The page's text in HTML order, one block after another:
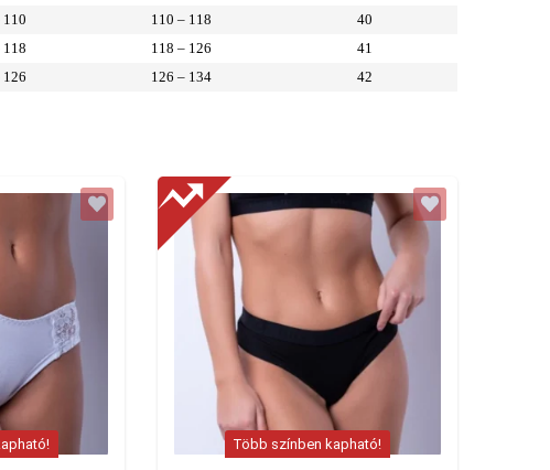
110 110 – 118
40
118 118 – 126
41
126 126 – 134 42
Több színben kapható!